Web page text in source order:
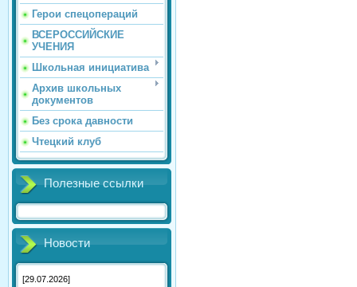
Герои спецопераций
ВСЕРОССИЙСКИЕ
УЧЕНИЯ
Школьная инициатива
Архив школьных
документов
Без срока давности
Чтецкий клуб
Полезные ссылки
Новости
[29.07.2026]